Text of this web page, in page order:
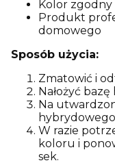
Kolor
Produkt
domowego
Sposób użycia:
Zmatowić i
Nałożyć
Na
W razie
koloru i
sek.